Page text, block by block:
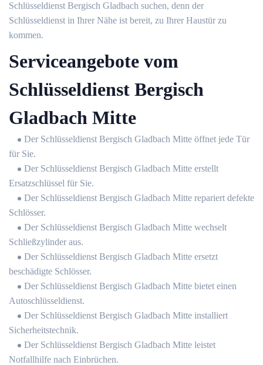
Schlüsseldienst Bergisch Gladbach suchen, denn der
Schlüsseldienst in Ihrer Nähe ist bereit, zu Ihrer Haustür zu
kommen.
Serviceangebote vom
Schlüsseldienst Bergisch
Gladbach Mitte
Der Schlüsseldienst Bergisch Gladbach Mitte öffnet jede Tür
für Sie.
Der Schlüsseldienst Bergisch Gladbach Mitte erstellt
Ersatzschlüssel für Sie.
Der Schlüsseldienst Bergisch Gladbach Mitte repariert defekte
Schlösser.
Der Schlüsseldienst Bergisch Gladbach Mitte wechselt
Schließzylinder aus.
Der Schlüsseldienst Bergisch Gladbach Mitte ersetzt
beschädigte Schlösser.
Der Schlüsseldienst Bergisch Gladbach Mitte bietet einen
Autoschlüsseldienst.
Der Schlüsseldienst Bergisch Gladbach Mitte installiert
Sicherheitstechnik.
Der Schlüsseldienst Bergisch Gladbach Mitte leistet
Notfallhilfe nach Einbrüchen.